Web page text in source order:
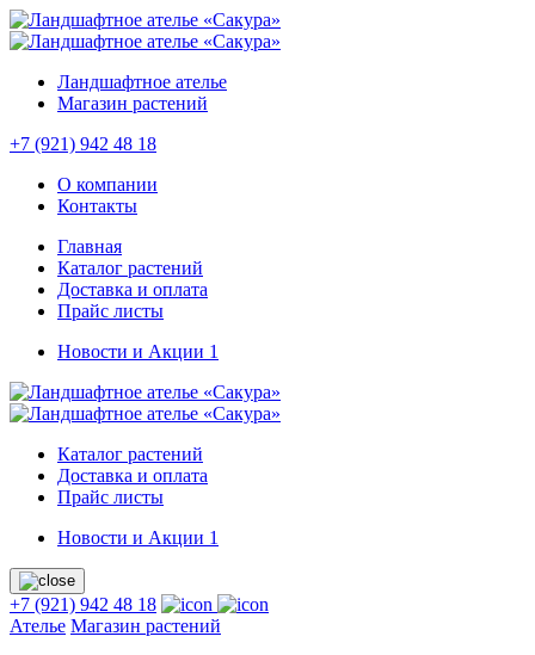
Ландшафтное ателье
Магазин растений
+7 (921) 942 48 18
О компании
Контакты
Главная
Каталог растений
Доставка и оплата
Прайс листы
Новости и Акции 1
Каталог растений
Доставка и оплата
Прайс листы
Новости и Акции 1
+7 (921) 942 48 18
Ателье Магазин растений